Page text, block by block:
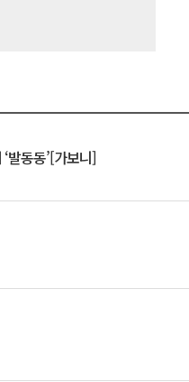
발동동’[가보니]